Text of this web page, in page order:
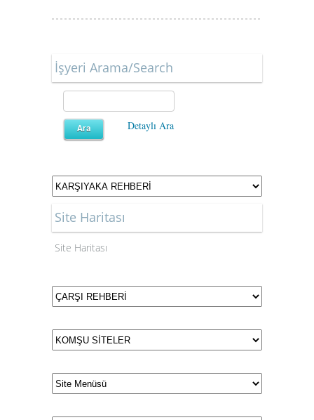
İşyeri Arama/Search
Detaylı Ara
Site Haritası
Site Haritası